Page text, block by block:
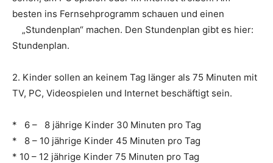
besten ins Fernsehprogramm schauen und einen
„Stundenplan“ machen. Den Stundenplan gibt es hier:
Stundenplan.
2. Kinder sollen an keinem Tag länger als 75 Minuten mit
TV, PC, Videospielen und Internet beschäftigt sein.
* 6 – 8 jährige Kinder 30 Minuten pro Tag
* 8 – 10 jährige Kinder 45 Minuten pro Tag
* 10 – 12 jährige Kinder 75 Minuten pro Tag